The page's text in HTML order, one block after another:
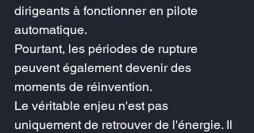
dirigeants à fonctionner en pilote
automatique.
Pourtant, les périodes de rupture
peuvent également devenir des
moments de réinvention.
Le véritable enjeu n'est pas
uniquement de retrouver de l'énergie. Il